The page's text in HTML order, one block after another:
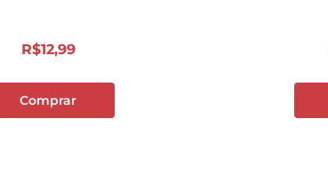
R$12,99
Comprar